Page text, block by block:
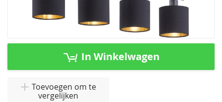
Ga
In Winkelwagen
Toevoegen om te
vergelijken